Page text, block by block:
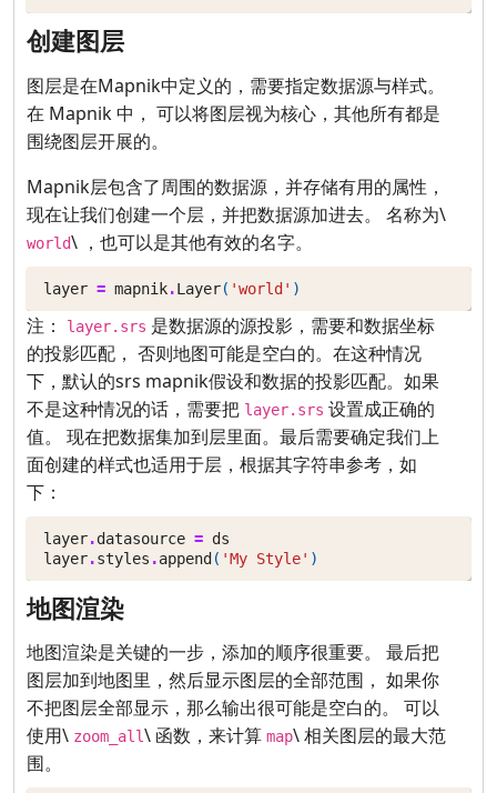
创建图层
图层是在Mapnik中定义的，需要指定数据源与样式。
在 Mapnik 中， 可以将图层视为核心，其他所有都是
围绕图层开展的。
Mapnik层包含了周围的数据源，并存储有用的属性，
现在让我们创建一个层，并把数据源加进去。 名称为\
world\ ，也可以是其他有效的名字。
layer = mapnik.Layer( 'world' )
注： layer.srs 是数据源的源投影，需要和数据坐标
的投影匹配， 否则地图可能是空白的。在这种情况
下，默认的srs mapnik假设和数据的投影匹配。如果
不是这种情况的话，需要把 layer.srs 设置成正确的
值。 现在把数据集加到层里面。最后需要确定我们上
面创建的样式也适用于层，根据其字符串参考，如
下：
layer.datasource = ds
layer.styles .append ( 'My Style' )
地图渲染
地图渲染是关键的一步，添加的顺序很重要。 最后把
图层加到地图里，然后显示图层的全部范围， 如果你
不把图层全部显示，那么输出很可能是空白的。 可以
使用\ zoom_all\ 函数，来计算 map\ 相关图层的最大范
围。